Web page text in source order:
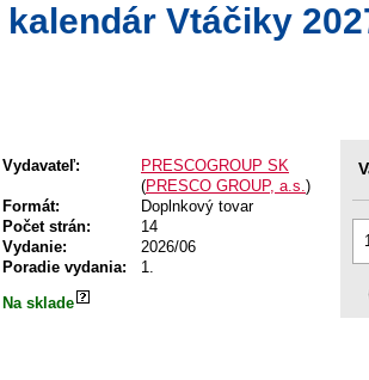
Vtáčiky
Vydavateľ:
PRESCOGROUP SK
(PRESCO GROUP, a.s.)
Formát:
Doplnkový tovar
Počet strán:
14
Vydanie:
2026/06
Poradie vydania:
1.
Na sklade